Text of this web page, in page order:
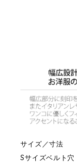
サイズ／寸法
Sサイズベルト